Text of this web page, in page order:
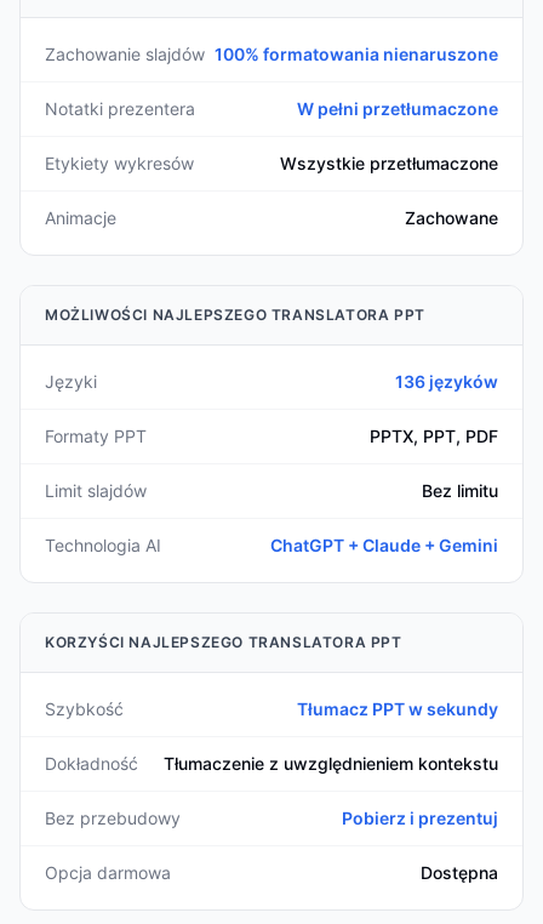
Zachowanie slajdów 100% formatowania nienaruszone
Notatki prezentera W pełni przetłumaczone
Etykiety wykresów Wszystkie przetłumaczone
Animacje Zachowane
MOŻLIWOŚCI NAJLEPSZEGO TRANSLATORA PPT
Języki 136 języków
Formaty PPT PPTX, PPT, PDF
Limit slajdów Bez limitu
Technologia AI ChatGPT + Claude + Gemini
KORZYŚCI NAJLEPSZEGO TRANSLATORA PPT
Szybkość Tłumacz PPT w sekundy
Dokładność Tłumaczenie z uwzględnieniem kontekstu
Bez przebudowy Pobierz i prezentuj
Opcja darmowa Dostępna